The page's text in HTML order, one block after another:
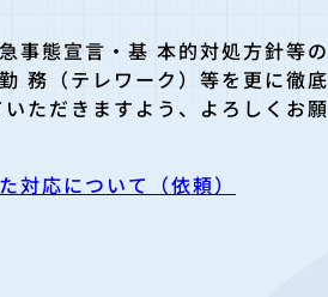
事態宣言・基 本的対処方針等の
務（テレワーク）等を更に徹底
ただきますよう、よろしくお願
応について（依頼）